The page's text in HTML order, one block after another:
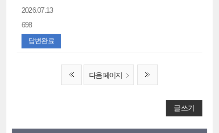
2026.07.13
698
답변완료
다음 페이지
글쓰기